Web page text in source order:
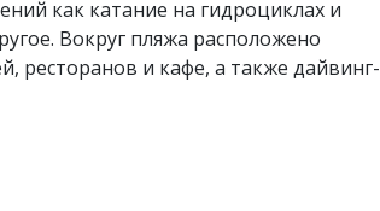
как катание на гидроциклах и
Вокруг пляжа расположено
ресторанов и кафе, а также дайвинг-